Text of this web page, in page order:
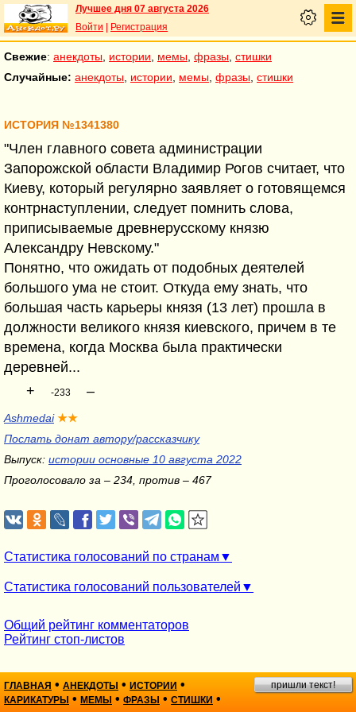
Лучшее дня 07 августа 2026
Войти
Регистрация
Свежие: анекдоты истории мемы фразы стишки
Случайные: анекдоты истории мемы фразы стишки
ИСТОРИЯ №1341380
"Член главного совета администрации
Запорожской области Владимир Рогов считает, что
Киеву, который регулярно заявляет о готовящемся
контрнаступлении, следует помнить слова,
приписываемые древнерусскому князю
Александру Невскому."
Понятно, что ожидать от подобных деятелей
большого ума не стоит. Откуда ему знать, что
большая часть карьеры князя (13 лет) прошла в
должности великого князя киевского, причем в те
времена, когда Москва была практически
деревней...
+
-233 –
Ashmedai ★★
Послать донат автору/рассказчику
Выпуск: истории основные 10 августа 2022
Проголосовало за – 234, против – 467
Статистика голосований по странам
Статистика голосований пользователей
Общий рейтинг комментаторов
Рейтинг стоп-листов
ГЛАВНАЯ • АНЕКДОТЫ • ИСТОРИИ •
КАРИКАТУРЫ • МЕМЫ • ФРАЗЫ • СТИШКИ •
пришли текст!